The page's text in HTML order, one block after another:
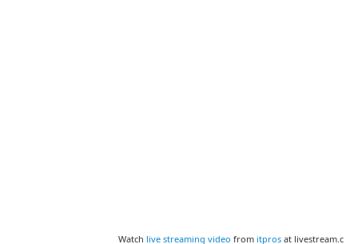
Watch live streaming video from itpros at livestream.com